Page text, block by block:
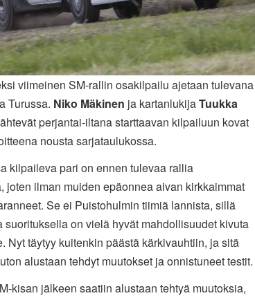
viimeinen SM-rallin osakilpailu ajetaan tulevana
Turussa. Niko Mäkinen ja kartanlukijaTuukka
perjantai-iltana starttaavan kilpailuun kovat
nousta sarjataulukossa.
kilpaileva pari on ennen tulevaa rallia
joten ilman muiden epäonnea aivan kirkkaimmat
Se ei Puistohulmin tiimiä lannista, sillä
suorituksella on vielä hyvät mahdollisuudet kivuta
Nyt täytyy kuitenkin päästä kärkivauhtiin, ja sitä
alustaan tehdyt muutokset ja onnistuneet testit.
kisan jälkeen saatiin alustaan tehtyä muutoksia,